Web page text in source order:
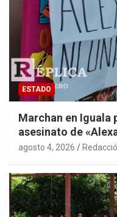
ESTADO
Marchan en
asesinato de
agosto 4, 2026